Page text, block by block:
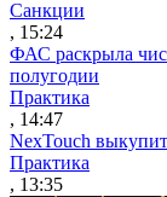
Санкции
, 15:24
ФАС раскрыла
полугодии
Практика
, 14:47
NexTouch
Практика
, 13:35